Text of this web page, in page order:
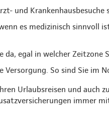
und Krankenhausbesuche
es medizinisch sinnvoll
egal in welcher Zeitzone
So sind Sie im
Urlaubsreisen und auch
immer